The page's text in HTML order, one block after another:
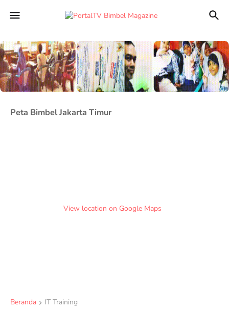
Peta Bimbel Jakarta Timur
View location on Google Maps
Beranda IT Training